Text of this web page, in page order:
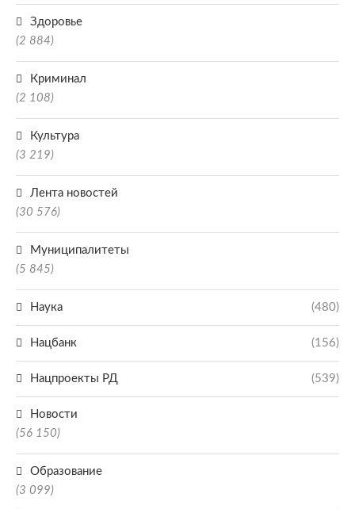
Здоровье
(2 884)
Криминал
(2 108)
Культура
(3 219)
Лента новостей
(30 576)
Муниципалитеты
(5 845)
Наука (480)
Нацбанк (156)
Нацпроекты РД (539)
Новости
(56 150)
Образование
(3 099)